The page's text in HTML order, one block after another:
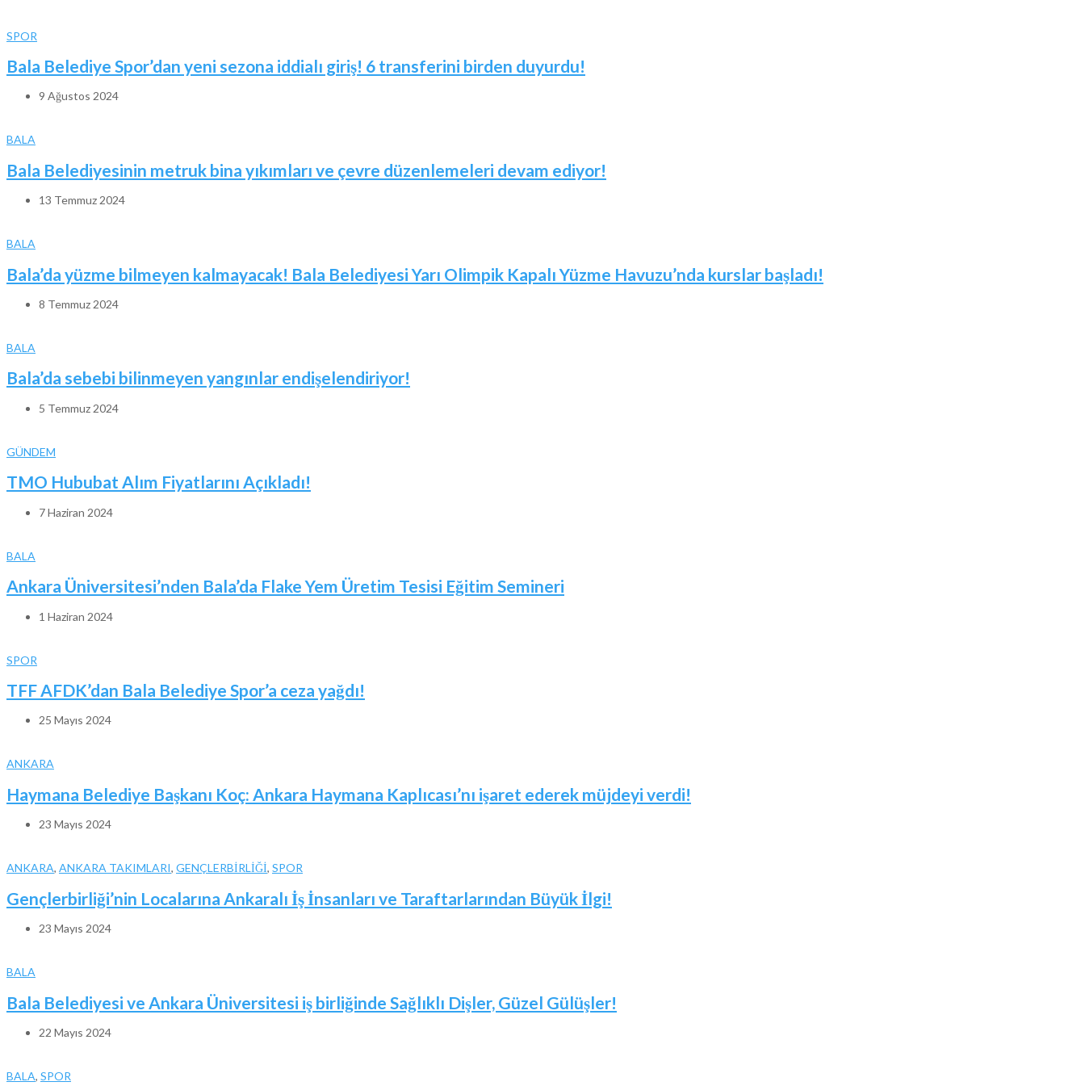
SPOR
Bala Belediye Spor’dan yeni sezona iddialı giriş! 6 transferini birden duyurdu!
9 Ağustos 2024
BALA
Bala Belediyesinin metruk bina yıkımları ve çevre düzenlemeleri devam ediyor!
13 Temmuz 2024
BALA
Bala’da yüzme bilmeyen kalmayacak! Bala Belediyesi Yarı Olimpik Kapalı Yüzme Havuzu’nda kurslar başladı!
8 Temmuz 2024
BALA
Bala’da sebebi bilinmeyen yangınlar endişelendiriyor!
5 Temmuz 2024
GÜNDEM
TMO Hububat Alım Fiyatlarını Açıkladı!
7 Haziran 2024
BALA
Ankara Üniversitesi’nden Bala’da Flake Yem Üretim Tesisi Eğitim Semineri
1 Haziran 2024
SPOR
TFF AFDK’dan Bala Belediye Spor’a ceza yağdı!
25 Mayıs 2024
ANKARA
Haymana Belediye Başkanı Koç: Ankara Haymana Kaplıcası’nı işaret ederek müjdeyi verdi!
23 Mayıs 2024
ANKARA, ANKARA TAKIMLARI, GENÇLERBİRLİĞİ, SPOR
Gençlerbirliği’nin Localarına Ankaralı İş İnsanları ve Taraftarlarından Büyük İlgi!
23 Mayıs 2024
BALA
Bala Belediyesi ve Ankara Üniversitesi iş birliğinde Sağlıklı Dişler, Güzel Gülüşler!
22 Mayıs 2024
BALA, SPOR